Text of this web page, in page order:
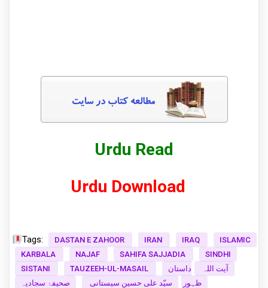
Urdu Read
Urdu Download
Tags: DASTAN E ZAHOOR IRAN IRAQ
ISLAMIC
KARBALA
NAJAF SAHIFA SAJJADIA
SINDHI
SISTANI
TAUZEEH-UL-MASAIL آیت اللہ
داستان
ظہور
سیّد علی حسین سیستانی صحیفۂ سجادیہ